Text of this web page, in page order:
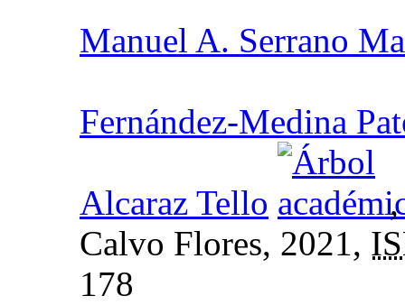
Manuel A. Serrano
Fernández-Medina
Alcaraz Tello
Calvo Flores, 2021,
178